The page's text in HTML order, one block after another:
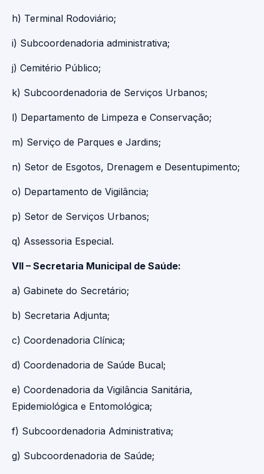
h) Terminal Rodoviário;
i) Subcoordenadoria administrativa;
j) Cemitério Público;
k) Subcoordenadoria de Serviços Urbanos;
l) Departamento de Limpeza e Conservação;
m) Serviço de Parques e Jardins;
n) Setor de Esgotos, Drenagem e Desentupimento;
o) Departamento de Vigilância;
p) Setor de Serviços Urbanos;
q) Assessoria Especial.
VII – Secretaria Municipal de Saúde:
a) Gabinete do Secretário;
b) Secretaria Adjunta;
c) Coordenadoria Clínica;
d) Coordenadoria de Saúde Bucal;
e) Coordenadoria da Vigilância Sanitária,
Epidemiológica e Entomológica;
f) Subcoordenadoria Administrativa;
g) Subcoordenadoria de Saúde;